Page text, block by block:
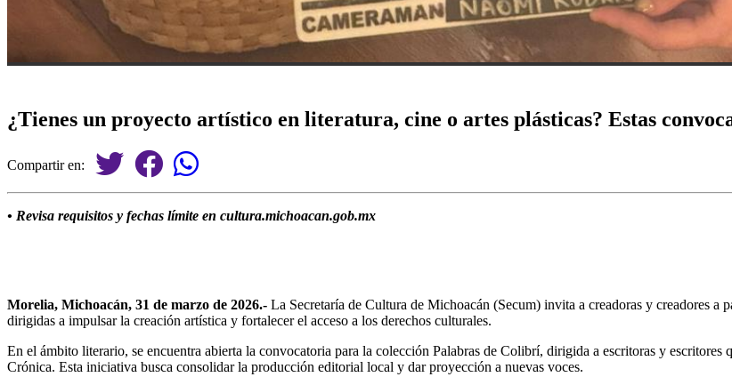
¿Tienes un proyecto artístico en literatura, cine o artes plásticas? Estas
Compartir en:
• Revisa requisitos y fechas límite en cultura.michoacan.gob.mx
Morelia, Michoacán, 31 de marzo de 2026.- La Secretaría de Cultura de Michoacán (Secum) invita a creadoras y creadores
dirigidas a impulsar la creación artística y fortalecer el acceso a los derechos culturales.
En el ámbito literario, se encuentra abierta la convocatoria para la colección Palabras de Colibrí, dirigida a escritoras y
Crónica. Esta iniciativa busca consolidar la producción editorial local y dar proyección a nuevas voces.